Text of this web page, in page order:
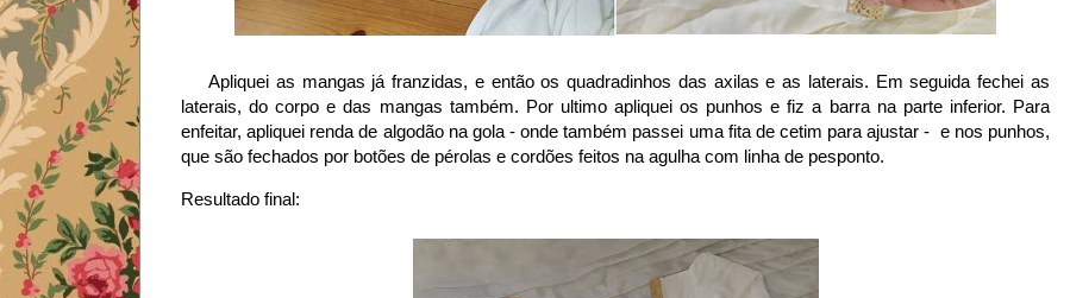
Apliquei as mangas já franzidas, e então os quadradinhos das axilas e as laterais. Em seguida fechei as
laterais, do corpo e das mangas também. Por ultimo apliquei os punhos e fiz a barra na parte inferior. Para
enfeitar, apliquei renda de algodão na gola - onde também passei uma fita de cetim para ajustar - e nos punhos,
que são fechados por botões de pérolas e cordões feitos na agulha com linha de pesponto.
Resultado final: